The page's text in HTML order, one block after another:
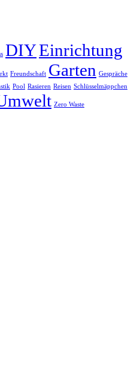
DIYEinrichtung
Freundschaft Garten Gespräche
Pool Rasieren Reisen Schlüsselmäppchen
Zero Waste